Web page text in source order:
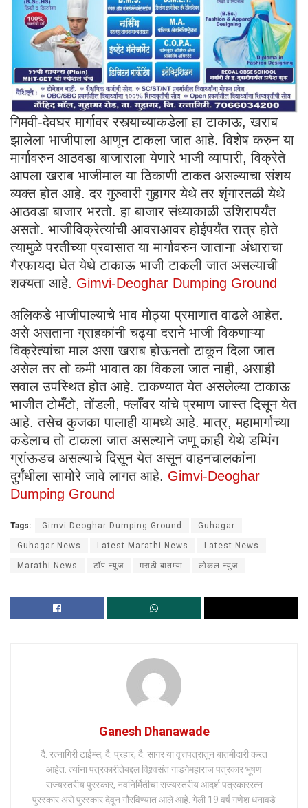
गिमवी-देवघर मार्गावर रस्त्याच्याकडेला हा टाकाऊ, खराब
झालेला भाजीपाला आणून टाकला जात आहे. विशेष करुन या
मार्गावरुन आठवडा बाजाराला येणारे भाजी व्यापारी, विक्रेते
आपला खराब भाजीमाल या ठिकाणी टाकत असल्याचा संशय
व्यक्त होत आहे. दर गुरुवारी गुहागर येथे तर शृंगारतळी येथे
आठवडा बाजार भरतो. हा बाजार संध्याकाळी उशिरापर्यंत
असतो. भाजीविक्रेत्यांची आवराआवर होईपर्यंत रात्र होते
त्यामुळे परतीच्या प्रवासात या मार्गावरुन जाताना अंधाराचा
गैरफायदा घेत येथे टाकाऊ भाजी टाकली जात असल्याची
शक्यता आहे. Gimvi-Deoghar Dumping Ground
अलिकडे भाजीपाल्याचे भाव मोठ्या प्रमाणात वाढले आहेत.
असे असताना ग्राहकांनी चढ्या दराने भाजी विकणाऱ्या
विक्रेत्यांचा माल असा खराब होऊनतो टाकून दिला जात
असेल तर तो कमी भावात का विकला जात नाही, असाही
सवाल उपस्थित होत आहे. टाकण्यात येत असलेल्या टाकाऊ
भाजीत टोमँटो, तोंडली, फ्लाँवर यांचे प्रमाण जास्त दिसून येत
आहे. तसेच कुजका पालाही यामध्ये आहे. मात्र, महामार्गाच्या
कडेलाच तो टाकला जात असल्याने जणू काही येथे डम्पिंग
ग्रांऊडच असल्याचे दिसून येत असून वाहनचालकांना
दुर्गंधीला सामोरे जावे लागत आहे. Gimvi-Deoghar
Dumping Ground
Tags: Gimvi-Deoghar Dumping Ground Guhagar
Guhagar News Latest Marathi News Latest News
Marathi News टॉप न्युज मराठी बातम्या लोकल न्युज
Ganesh Dhanawade
दै. रत्नागिरी टाईम्स, दै. प्रहार, दै. सागर या वृत्तपत्रातून बातमीदारी करत
आहेत. त्यांना पत्रकारीतेबद्दल विश्र्वसंत गाडगेमहाराज पत्रकार भूषण
राज्यस्तरीय पुरस्कार, नवनिर्मितीचा राज्यस्तरीय आदर्श पत्रकाररत्न
पुरस्कार असे पुरस्कार देवून गौरविण्यात आले आहे. गेली 19 वर्ष गणेश धनावडे